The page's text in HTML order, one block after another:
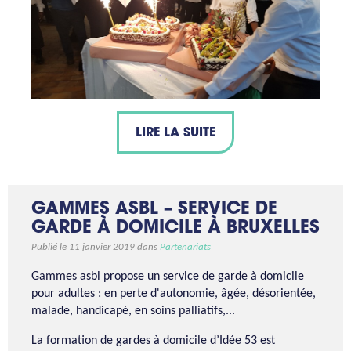
LIRE LA SUITE
GAMMES ASBL – SERVICE DE
GARDE À DOMICILE À BRUXELLES
Publié le 11 janvier 2019 dans Partenariats
Gammes asbl propose un service de garde à domicile
pour adultes : en perte d'autonomie, âgée, désorientée,
malade, handicapé, en soins palliatifs,...
La formation de gardes à domicile d’Idée 53 est